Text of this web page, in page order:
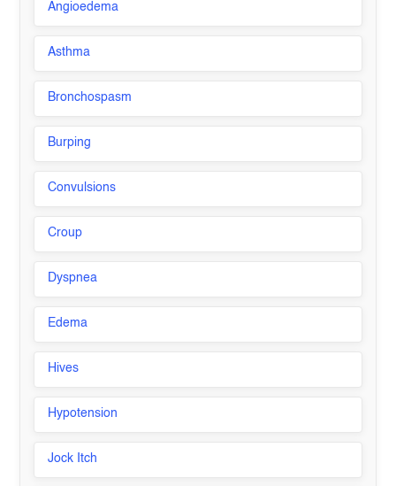
Angioedema
Asthma
Bronchospasm
Burping
Convulsions
Croup
Dyspnea
Edema
Hives
Hypotension
Jock Itch